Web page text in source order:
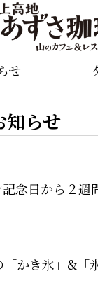
せ
知らせ
念日から２週
「かき氷」&「